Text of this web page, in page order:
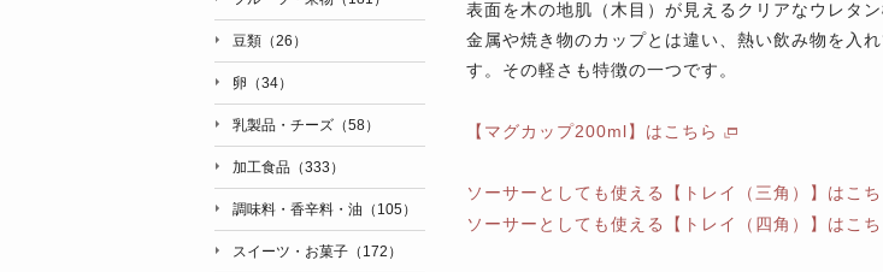
表面を木の地肌（木目）が見えるクリアなウレタ
金属や焼き物のカップとは違い、熱い飲み物を入
す。その軽さも特徴の一つです。
【マグカップ200ml】はこちら
ソーサーとしても使える【トレイ（三角）】はこち
ソーサーとしても使える【トレイ（四角）】はこち
豆類（26）
卵（34）
乳製品・チーズ（58）
加工食品（333）
調味料・香辛料・油（105）
スイーツ・お菓子（172）